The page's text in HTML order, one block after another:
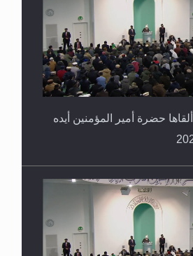
حضرة أمير المؤمنين أيده